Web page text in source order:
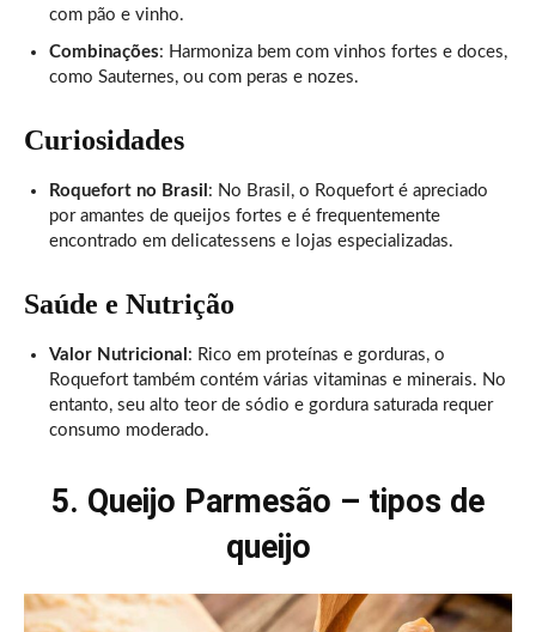
com pão e vinho.
Combinações: Harmoniza bem com vinhos fortes e doces,
como Sauternes, ou com peras e nozes.
Curiosidades
Roquefort no Brasil : No Brasil, o Roquefort é apreciado
por amantes de queijos fortes e é frequentemente
encontrado em delicatessens e lojas especializadas.
Saúde e Nutrição
Valor Nutricional : Rico em proteínas e gorduras, o
Roquefort também contém várias vitaminas e minerais. No
entanto, seu alto teor de sódio e gordura saturada requer
consumo moderado.
5. Queijo Parmesão – tipos de
queijo